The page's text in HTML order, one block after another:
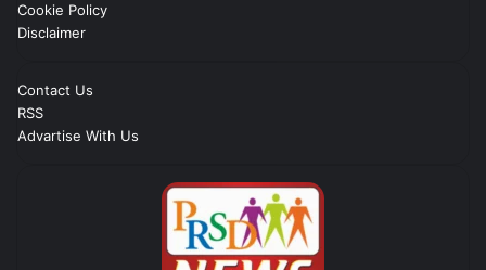
Cookie Policy
Disclaimer
Contact Us
RSS
Advartise With Us